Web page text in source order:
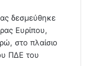
δεσμεύθηκε
Ευρίπου,
στο πλαίσιο
ΠΔΕ του